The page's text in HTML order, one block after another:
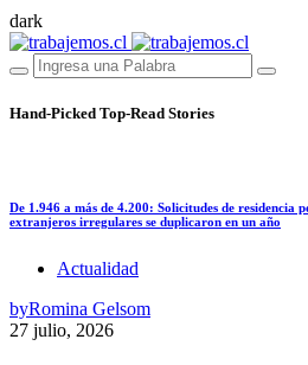
dark
Hand-Picked Top-Read Stories
De 1.946 a más de 4.200: Solicitudes de residencia
extranjeros irregulares se duplicaron en un año
Actualidad
byRomina Gelsom
27 julio, 2026